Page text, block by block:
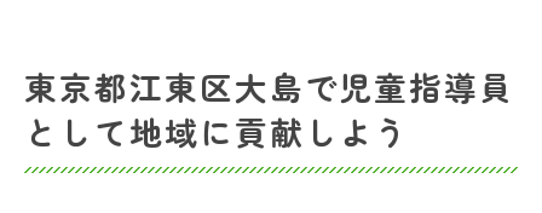
東京都江東区大島で児童指導員
として地域に貢献しよう